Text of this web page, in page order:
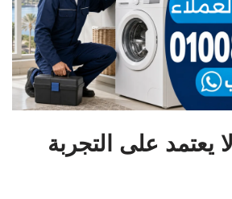
يعتمد على التجربة